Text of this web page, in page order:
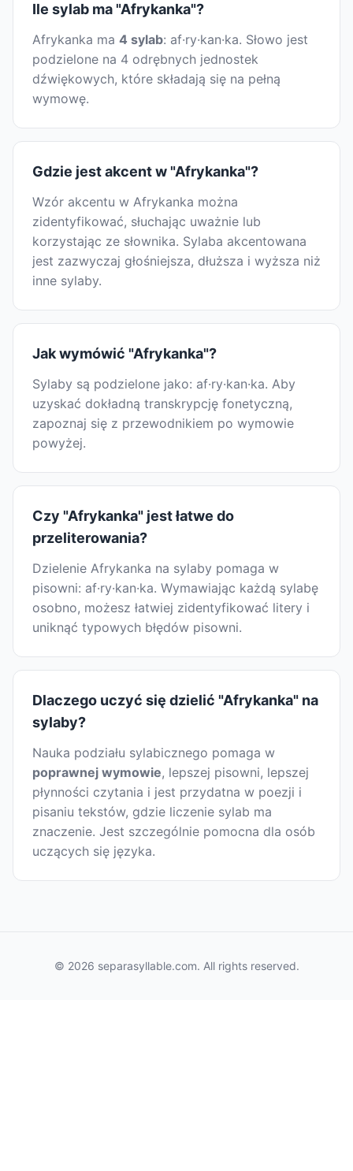
Ile sylab ma "Afrykanka"?
Afrykanka ma 4 sylab: af·ry·kan·ka. Słowo jest
podzielone na 4 odrębnych jednostek
dźwiękowych, które składają się na pełną
wymowę.
Gdzie jest akcent w "Afrykanka"?
Wzór akcentu w Afrykanka można
zidentyfikować, słuchając uważnie lub
korzystając ze słownika. Sylaba akcentowana
jest zazwyczaj głośniejsza, dłuższa i wyższa niż
inne sylaby.
Jak wymówić "Afrykanka"?
Sylaby są podzielone jako: af·ry·kan·ka. Aby
uzyskać dokładną transkrypcję fonetyczną,
zapoznaj się z przewodnikiem po wymowie
powyżej.
Czy "Afrykanka" jest łatwe do
przeliterowania?
Dzielenie Afrykanka na sylaby pomaga w
pisowni: af·ry·kan·ka. Wymawiając każdą sylabę
osobno, możesz łatwiej zidentyfikować litery i
uniknąć typowych błędów pisowni.
Dlaczego uczyć się dzielić "Afrykanka" na
sylaby?
Nauka podziału sylabicznego pomaga w
poprawnej wymowie, lepszej pisowni, lepszej
płynności czytania i jest przydatna w poezji i
pisaniu tekstów, gdzie liczenie sylab ma
znaczenie. Jest szczególnie pomocna dla osób
uczących się języka.
© 2026 separasyllable.com. All rights reserved.